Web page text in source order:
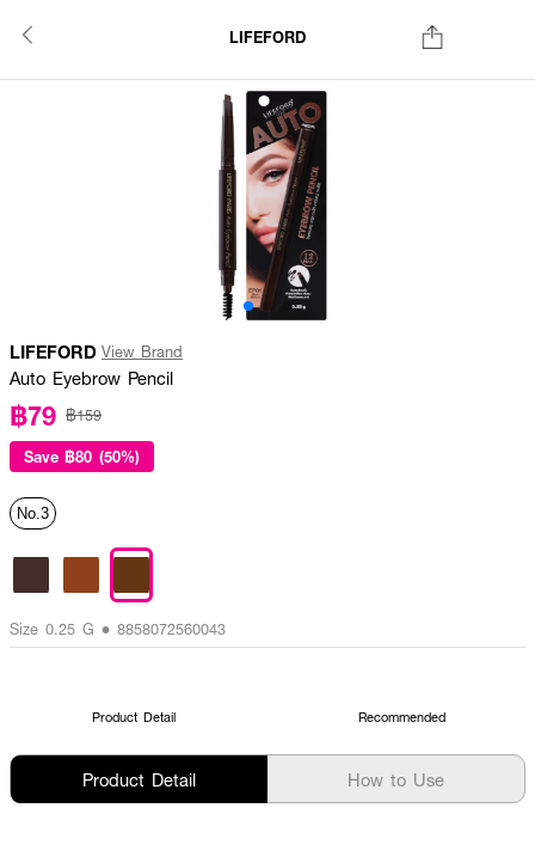
LIFEFORD
LIFEFORD View Brand
Auto Eyebrow Pencil
฿79 ฿159
Save ฿80 (50%)
No.3
Size 0.25 G • 8858072560043
Product Detail Recommended
Product Detail How to Use